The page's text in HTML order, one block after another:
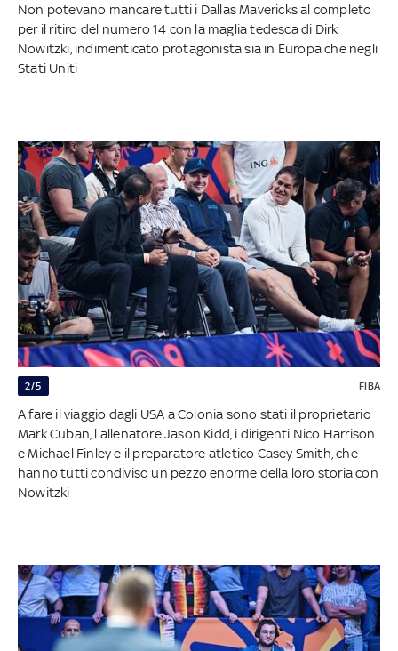
Non potevano mancare tutti i Dallas Mavericks al completo
per il ritiro del numero 14 con la maglia tedesca di Dirk
Nowitzki, indimenticato protagonista sia in Europa che negli
Stati Uniti
2/5 FIBA
A fare il viaggio dagli USA a Colonia sono stati il proprietario
Mark Cuban, l'allenatore Jason Kidd, i dirigenti Nico Harrison
e Michael Finley e il preparatore atletico Casey Smith, che
hanno tutti condiviso un pezzo enorme della loro storia con
Nowitzki